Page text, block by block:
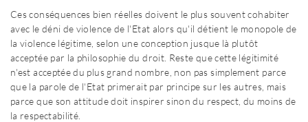
Ces conséquences bien réelles doivent le plus souvent cohabiter
avec le déni de violence de l'Etat alors qu'il détient le monopole de
la violence légitime, selon une conception jusque là plutôt
acceptée par la philosophie du droit. Reste que cette légitimité
n'est acceptée du plus grand nombre, non pas simplement parce
que la parole de l'Etat primerait par principe sur les autres, mais
parce que son attitude doit inspirer sinon du respect, du moins de
la respectabilité.